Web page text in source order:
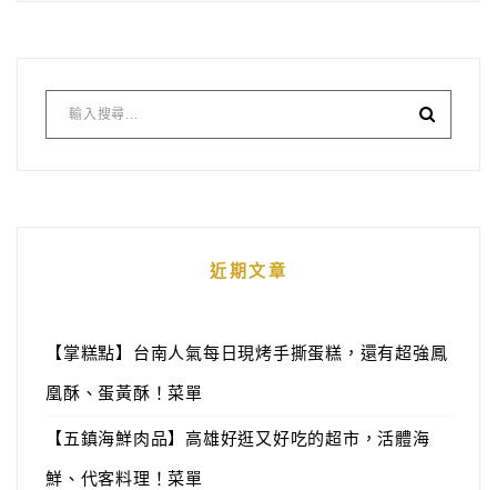
近期文章
【掌糕點】台南人氣每日現烤手撕蛋糕，還有超強鳳
凰酥、蛋黃酥！菜單
【五鎮海鮮肉品】高雄好逛又好吃的超市，活體海
鮮、代客料理！菜單